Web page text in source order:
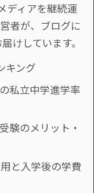
ディアを継続運
者が、ブログに
けしています。
キング
私立中学進学率
験のメリット・
と入学後の学費